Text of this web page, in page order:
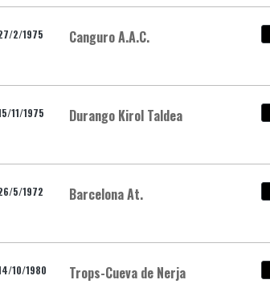
2/1975 Canguro A.A.C.
11/1975 Durango Kirol Taldea
5/1972 Barcelona At.
10/1980 Trops-Cueva de Nerja